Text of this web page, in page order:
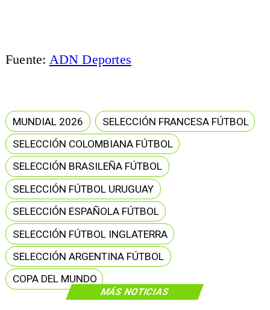
MÁS NOTICIAS
Fuente: ADN Deportes
MUNDIAL 2026
SELECCIÓN FRANCESA FÚTBOL
SELECCIÓN COLOMBIANA FÚTBOL
SELECCIÓN BRASILEÑA FÚTBOL
SELECCIÓN FÚTBOL URUGUAY
SELECCIÓN ESPAÑOLA FÚTBOL
SELECCIÓN FÚTBOL INGLATERRA
SELECCIÓN ARGENTINA FÚTBOL
COPA DEL MUNDO